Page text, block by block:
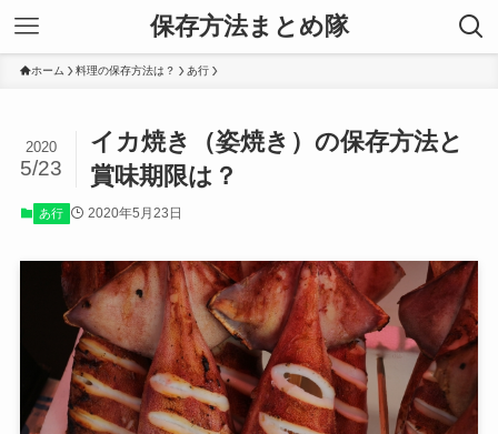
保存方法まとめ隊
ホーム 料理の保存方法は？ あ行
イカ焼き（姿焼き）の保存方法と
賞味期限は？
2020
5/23
あ行 2020年5月23日